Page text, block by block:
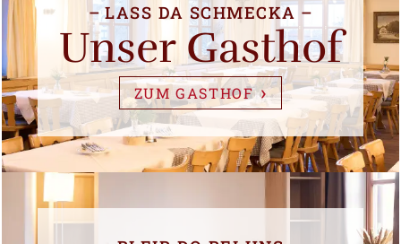
LASS DA SCHMECKA
Unser Gasthof
ZUM GASTHOF